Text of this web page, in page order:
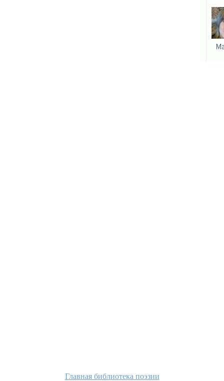
Главная библиотека поэзии